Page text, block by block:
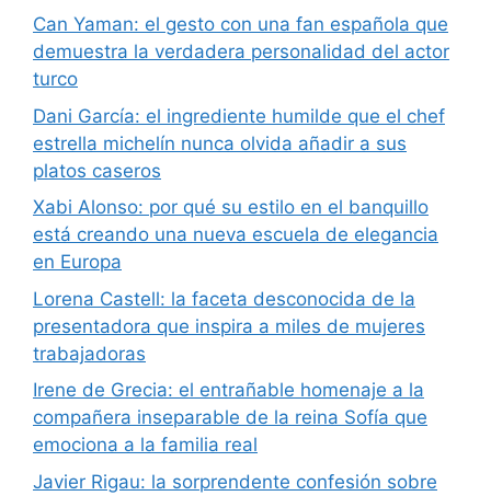
Can Yaman: el gesto con una fan española que
demuestra la verdadera personalidad del actor
turco
Dani García: el ingrediente humilde que el chef
estrella michelín nunca olvida añadir a sus
platos caseros
Xabi Alonso: por qué su estilo en el banquillo
está creando una nueva escuela de elegancia
en Europa
Lorena Castell: la faceta desconocida de la
presentadora que inspira a miles de mujeres
trabajadoras
Irene de Grecia: el entrañable homenaje a la
compañera inseparable de la reina Sofía que
emociona a la familia real
Javier Rigau: la sorprendente confesión sobre